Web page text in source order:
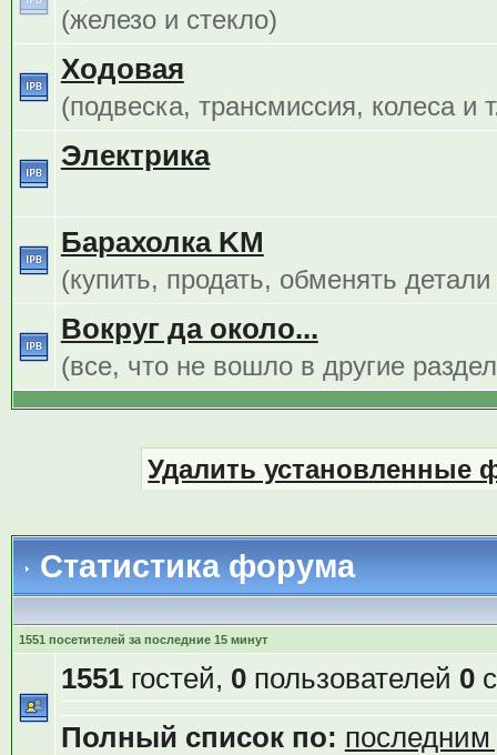
(железо и стекло)
Ходовая
(подвеска, трансмиссия, колеса и
Электрика
Барахолка KM
(купить, продать, обменять
Вокруг да около...
(все, что не вошло в другие
Удалить установленные
Статистика форума
1551 посетителей за последние 15 минут
1551гостей, 0пользователей 0
Полный список по: